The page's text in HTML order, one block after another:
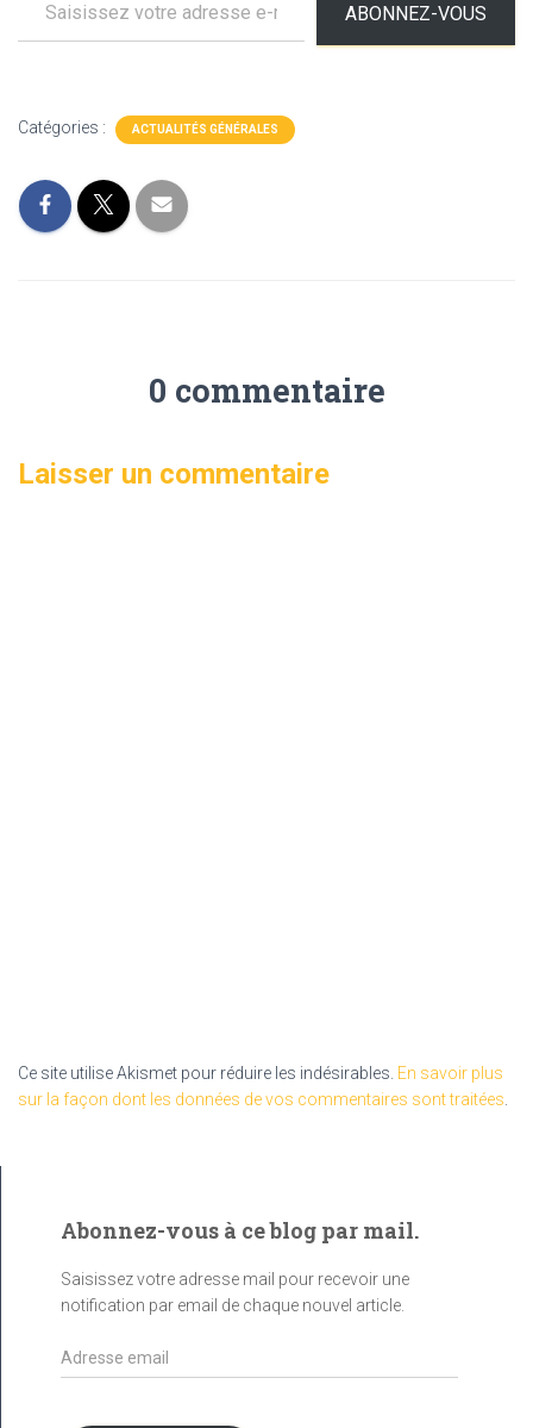
ABONNEZ-VOUS
Catégories : ACTUALITÉS GÉNÉRALES
0 commentaire
Laisser un commentaire
Ce site utilise Akismet pour réduire les indésirables. En savoir plus
sur la façon dont les données de vos commentaires sont traitées
Abonnez-vous à ce blog par mail.
Saisissez votre adresse mail pour recevoir une
notification par email de chaque nouvel article.
A
d